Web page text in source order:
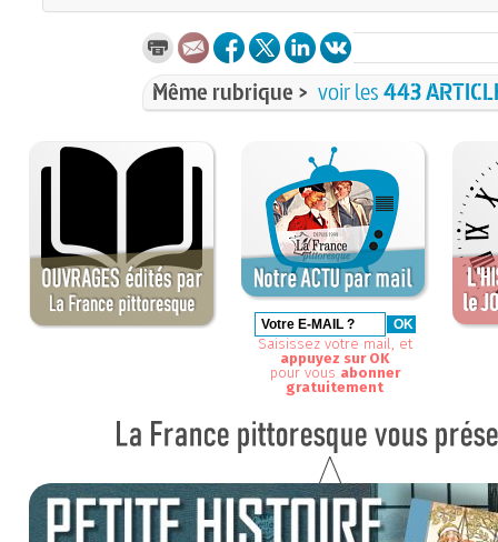
Même rubrique > voir les443
Saisissez votre mail, et
appuyez sur OK
pour vous abonner
gratuitement